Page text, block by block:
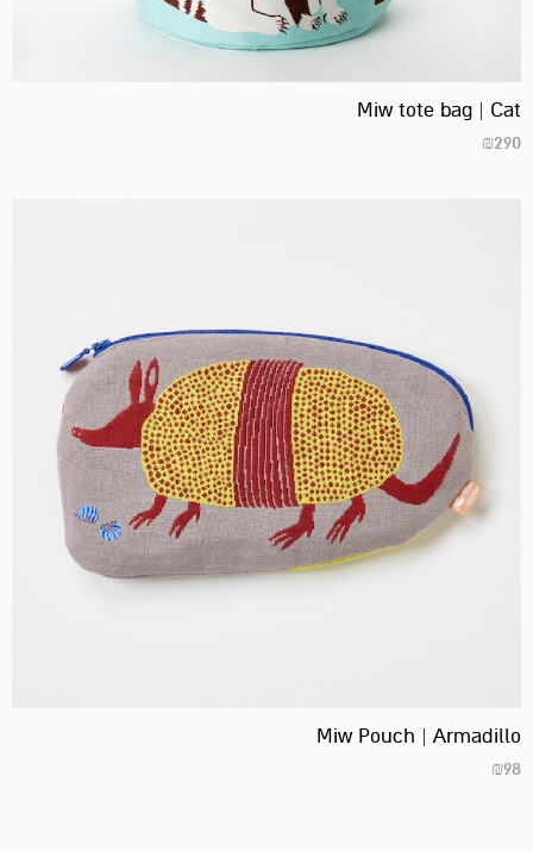
Miw tote bag | Cat
₪290
Miw Pouch | Armadillo
₪98